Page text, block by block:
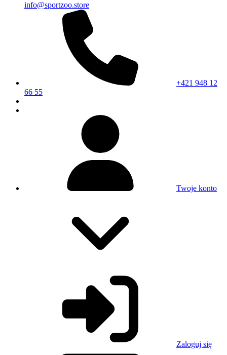
info@sportzoo.store
+421 948 12
66 55
Twoje konto
Zaloguj się